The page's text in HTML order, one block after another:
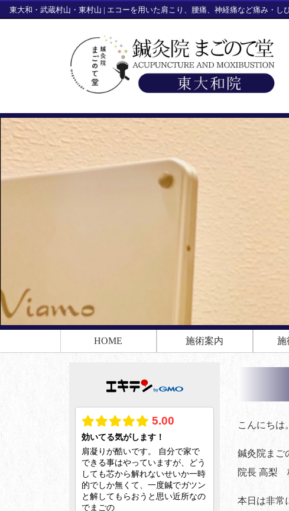
東大和・武蔵村山・東村山 | エコーを用いた肩こり、腰痛、神経痛など痛み・し
HOME 施術案内 施
こんにちは。
鍼灸院まご
院長 高梨
本日は非常